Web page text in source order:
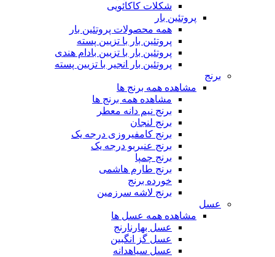
شکلات کاکائویی
پروتئین بار
همه محصولات پروتئین بار
پروتئین بار با تزیین پسته
پروتئین بار با تزیین بادام هندی
پروتئین بار انجیر با تزیین پسته
برنج
مشاهده همه برنج ها
مشاهده همه برنج ها
برنج نیم دانه معطر
برنج لنجان
برنج کامفیروزی درجه یک
برنج عنبربو درجه یک
برنج چمپا
برنج طارم هاشمی
خورده برنج
برنج لاشه سرزمین
عسل
مشاهده همه عسل ها
عسل بهارنارنج
عسل گز انگبین
عسل سیاهدانه